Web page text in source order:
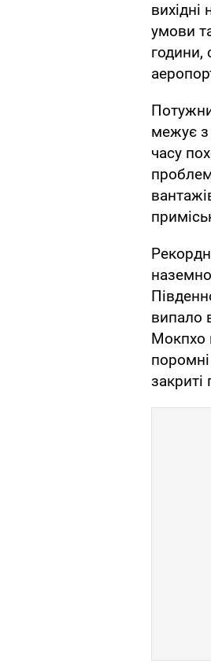
вихідні
умови
години,
межує з
часу
випало
Мокпхо
закриті